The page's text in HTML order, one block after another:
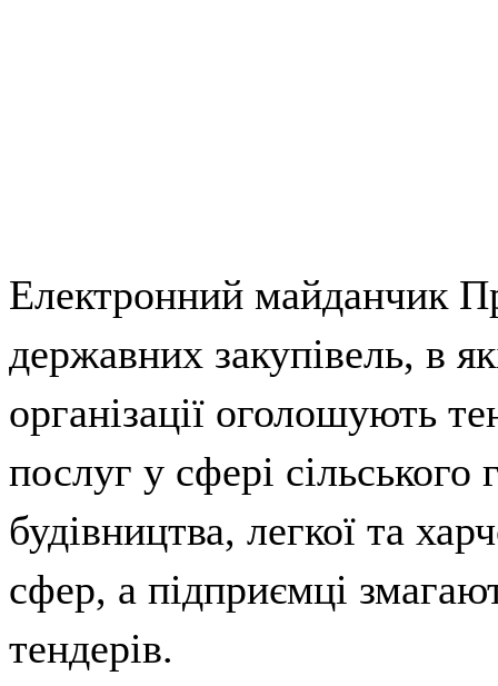
Електронний майданчик
державних закупівель, в
організації оголошують
послуг у сфері сільського
будівництва, легкої та
сфер, а підприємці
тендерів.